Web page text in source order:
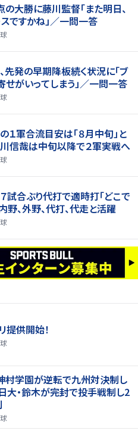
の大勝に藤川監督「また明日、
ですかね」／一問一答
先発の早期降板続く状況に「ブ
がいってしまう」／一問一答
１軍合流目安は「８月中旬」と
哉は中旬以降で２軍実戦へ
試合ぶり代打で適時打「どこで
野、外野、代打、代走と活躍
提供開始！
村学園が逆転で九州対決制し
大・鈴木が完封で投手戦制し2